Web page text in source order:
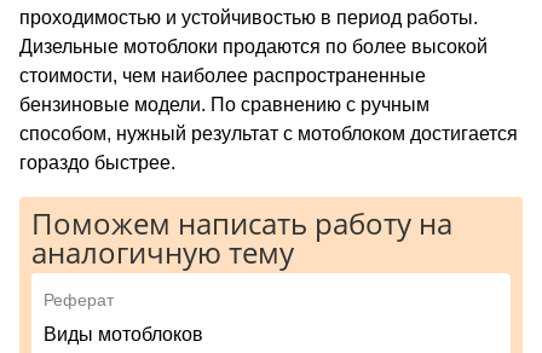
проходимостью и устойчивостью в период работы.
Дизельные мотоблоки продаются по более высокой
стоимости, чем наиболее распространенные
бензиновые модели. По сравнению с ручным
способом, нужный результат с мотоблоком достигается
гораздо быстрее.
Поможем написать работу на
аналогичную тему
Реферат
Виды мотоблоков